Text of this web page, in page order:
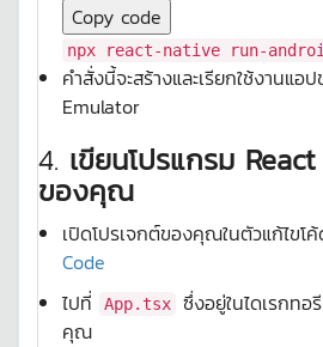
Copy code
npx react-native run-
คำสั่งนี้จะสร้างและเรียกใช้งานแ
Emulator
4. เขียนโปรแกรม
ของคุณ
เปิดโปรเจกต์ของคุณในตัวแก้ไขโ
Code
ไปที่
App.tsx
ซึ่งอยู่ในไดเรกท
คุณ